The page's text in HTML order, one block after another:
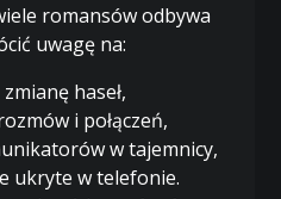
romansów odbywa
uwagę na:
haseł,
i połączeń,
w tajemnicy,
ukryte w telefonie.